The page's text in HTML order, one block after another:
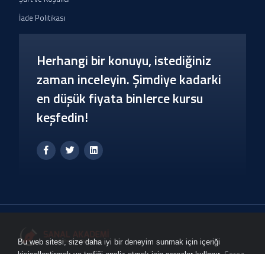
Bu web sitesi, size daha iyi bir deneyim sunmak için içeriği
İade Politikası
Herhangi bir konuyu, istediğiniz
zaman inceleyin. Şimdiye kadarki
en düşük fiyata binlerce kursu
keşfedin!